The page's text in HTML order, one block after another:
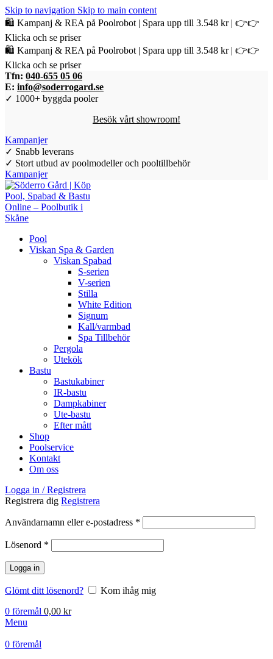
Skip to navigation Skip to main content
🛍️ Kampanj & REA på Poolrobot | Spara upp till 3.548 kr | 👉👉
Klicka och se priser
🛍️ Kampanj & REA på Poolrobot | Spara upp till 3.548 kr | 👉👉
Klicka och se priser
Tfn: 040-655 05 06
E: info@soderrogard.se
✓ 1000+ byggda pooler
Besök vårt showroom!
Kampanjer
✓ Snabb leverans
✓ Stort utbud av poolmodeller och pooltillbehör
Kampanjer
Pool
Viskan Spa & Garden
Viskan Spabad
S-serien
V-serien
Stilla
White Edition
Signum
Kall/varmbad
Spa Tillbehör
Pergola
Utekök
Bastu
Bastukabiner
IR-bastu
Dampkabiner
Ute-bastu
Efter mått
Shop
Poolservice
Kontakt
Om oss
Logga in / Registrera
Registrera dig Registrera
Användarnamn eller e-postadress *
Lösenord *
Logga in
Glömt ditt lösenord?
Kom ihåg mig
0 föremål 0,00 kr
Menu
0 föremål